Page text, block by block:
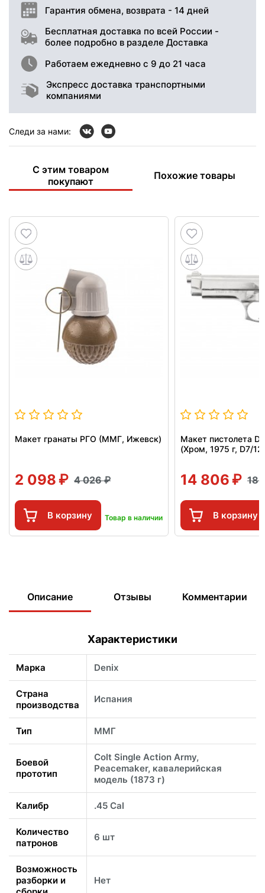
Гарантия обмена, возврата - 14 дней
Бесплатная доставка по всей России -
более подробно в разделе Доставка
Работаем ежедневно с 9 до 21 часа
Экспресс доставка транспортными
компаниями
Следи за нами:
С этим товаром
покупают
Похожие товары
Макет гранаты РГО (ММГ, Ижевск)
2 098 4 026
В корзину Товар в наличии
Макет пистолета
(Хром, 1975 г, D7/
14 806 18
В корзину
Описание Отзывы Комментарии
Характеристики
Марка Denix
Страна
производства
Испания
Тип ММГ
Боевой
прототип
Colt Single Action Army,
Peacemaker, кавалерийская
модель (1873 г)
Калибр .45 Cal
Количество
патронов
6 шт
Возможность
разборки и
Нет